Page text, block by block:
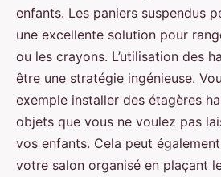
enfants. Les paniers suspendus
une excellente solution pour
ou les crayons. L’utilisation des
être une stratégie ingénieuse.
exemple installer des étagères
objets que vous ne voulez pas
vos enfants. Cela peut
votre salon organisé en plaçant